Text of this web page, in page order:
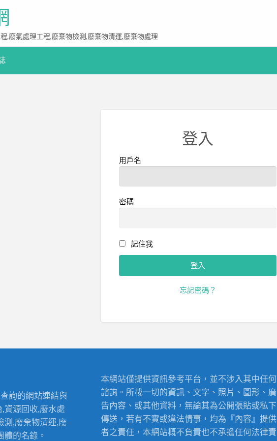
,廢氣處理工程,廢棄物檢測,廢棄物清運,廢棄物處理
登入
用戶名
密碼
記住我
忘記密碼？
詢的網站連結與
資源回收,廢水處
測,廢棄物清運,廢
體的名錄。
本網站僅提供資訊參考平台，並不涉入其中任何
諮詢。所載一切的資訊、文字、照片、圖形、廣
告內容、或其他資料，無論其為公開張貼或私下
傳送，若有不實或違法情事，均為『內容』提供
者之責任，本網站概不負責也不承擔任何法律責